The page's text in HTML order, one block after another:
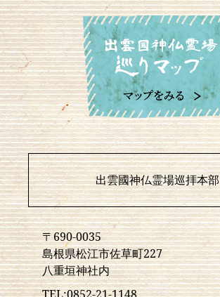
出雲國神仏霊場巡拝本部
〒690-0035
島根県松江市佐草町227
八重垣神社内